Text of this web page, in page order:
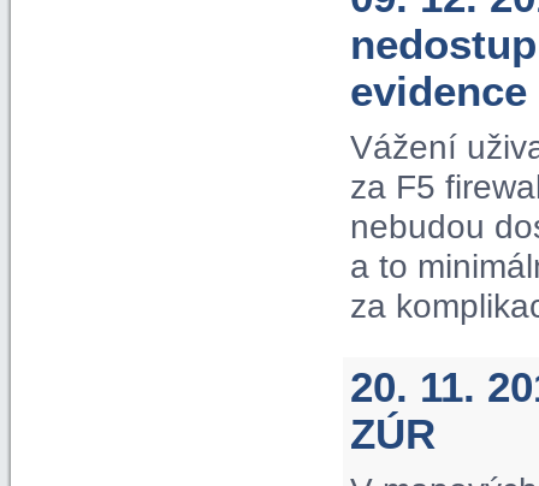
evidence
Vážení
za F5
nebudou
a to
za
20. 11.
ZÚR